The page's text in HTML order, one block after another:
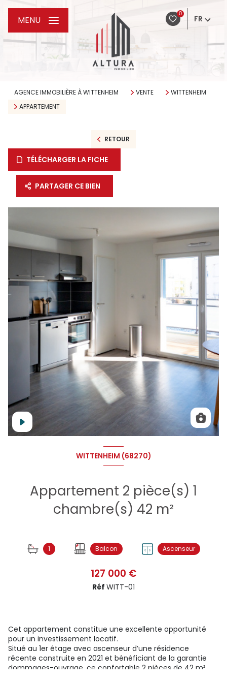
0
FR
MENU
AGENCE IMMOBILIÈRE À WITTENHEIM VENTE
WITTENHEIM
APPARTEMENT
RETOUR
TÉLÉCHARGER LA FICHE
PARTAGER CE BIEN
WITTENHEIM (68270)
Appartement 2 pièce(s) 1
chambre(s) 42 m²
1 Balcon Ascenseur
127 000 €
Réf WITT-01
Cet appartement constitue une excellente opportunité
pour un investissement locatif.
Situé au 1er étage avec ascenseur d’une résidence
récente construite en 2021 et bénéficiant de la garantie
dommages-ouvrage, ce confortable 2 pièces de 42 m²